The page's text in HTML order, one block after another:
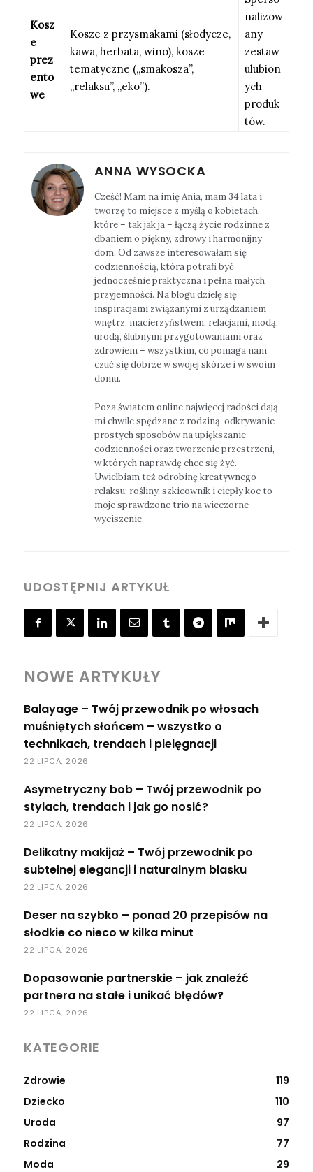
Kosz
e
prez
ento
we
Kosze z przysmakami (słodycze,
kawa, herbata, wino), kosze
tematyczne („smakosza”,
„relaksu”, „eko”).
nalizow
any
zestaw
ulubion
ych
produk
tów.
ANNA WYSOCKA
Cześć! Mam na imię Ania, mam 34 lata i
tworzę to miejsce z myślą o kobietach,
które – tak jak ja – łączą życie rodzinne z
dbaniem o piękny, zdrowy i harmonijny
dom. Od zawsze interesowałam się
codziennością, która potrafi być
jednocześnie praktyczna i pełna małych
przyjemności. Na blogu dzielę się
inspiracjami związanymi z urządzaniem
wnętrz, macierzyństwem, relacjami, modą,
urodą, ślubnymi przygotowaniami oraz
zdrowiem – wszystkim, co pomaga nam
czuć się dobrze w swojej skórze i w swoim
domu.
Poza światem online najwięcej radości dają
mi chwile spędzane z rodziną, odkrywanie
prostych sposobów na upiększanie
codzienności oraz tworzenie przestrzeni,
w których naprawdę chce się żyć.
Uwielbiam też odrobinę kreatywnego
relaksu: rośliny, szkicownik i ciepły koc to
moje sprawdzone trio na wieczorne
wyciszenie.
UDOSTĘPNIJ ARTYKUŁ
NOWE ARTYKUŁY
Balayage – Twój przewodnik po włosach
muśniętych słońcem – wszystko o
technikach, trendach i pielęgnacji
22 LIPCA, 2026
Asymetryczny bob – Twój przewodnik po
stylach, trendach i jak go nosić?
22 LIPCA, 2026
Delikatny makijaż – Twój przewodnik po
subtelnej elegancji i naturalnym blasku
22 LIPCA, 2026
Deser na szybko – ponad 20 przepisów na
słodkie co nieco w kilka minut
22 LIPCA, 2026
Dopasowanie partnerskie – jak znaleźć
partnera na stałe i unikać błędów?
22 LIPCA, 2026
KATEGORIE
Zdrowie
119
Dziecko
110
Uroda
97
Rodzina
77
Moda
29